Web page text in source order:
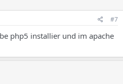
#7
php5 installier und im apache